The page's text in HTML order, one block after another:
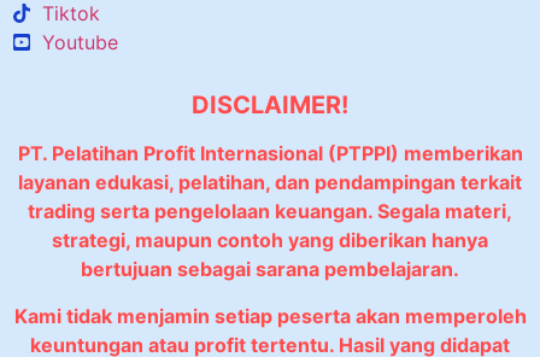
Tiktok
Youtube
DISCLAIMER!
PT. Pelatihan Profit Internasional (PTPPI) memberikan
layanan edukasi, pelatihan, dan pendampingan terkait
trading serta pengelolaan keuangan. Segala materi,
strategi, maupun contoh yang diberikan hanya
bertujuan sebagai sarana pembelajaran.
Kami tidak menjamin setiap peserta akan memperoleh
keuntungan atau profit tertentu. Hasil yang didapat